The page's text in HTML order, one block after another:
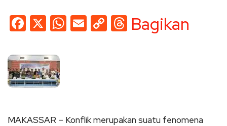
Facebook
X WhatsApp
EmailCopyThreads
Bagikan
MAKASSAR – Konflik merupakan suatu fenomena